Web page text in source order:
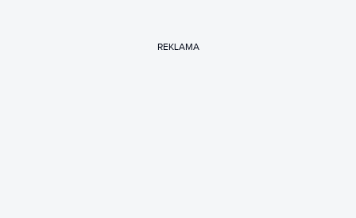
REKLAMA